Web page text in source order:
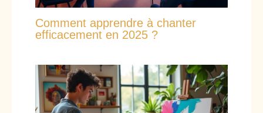
Comment apprendre à chanter
efficacement en 2025 ?